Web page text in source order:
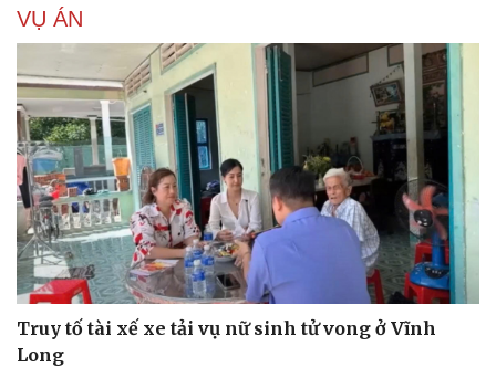
VỤ ÁN
Truy tố tài xế xe tải vụ nữ sinh tử vong ở Vĩnh
Long